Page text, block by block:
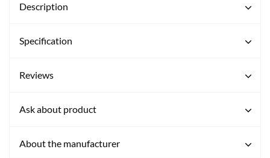
Description
Specification
Reviews
Ask about product
About the manufacturer